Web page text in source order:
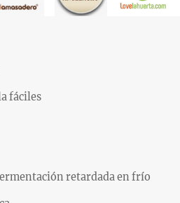
fáciles
retardada en frío